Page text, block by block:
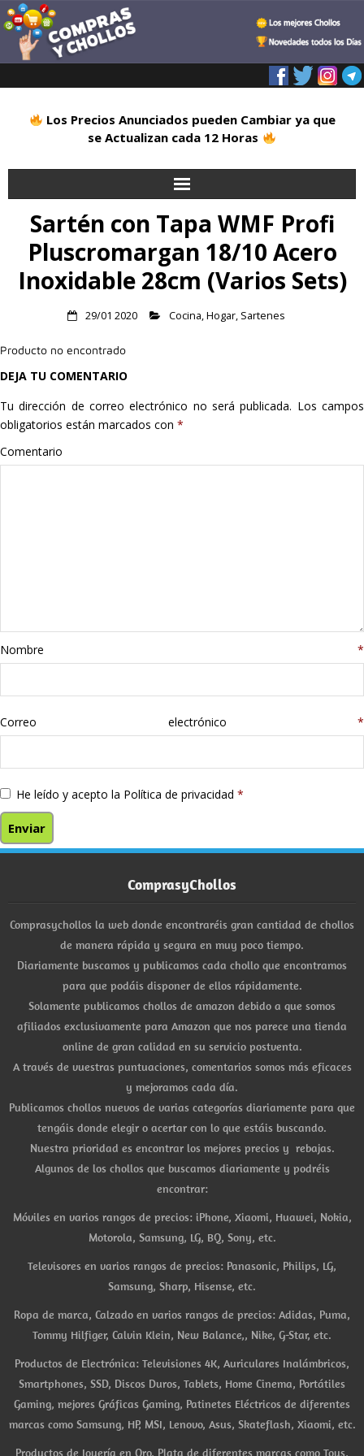
Los Precios Anunciados pueden Cambiar ya que
se Actualizan cada 12 Horas
Inicio
Alimentación
Hogar
Informática
Listas
libros
Sartén con Tapa WMF Profi
Pluscromargan 18/10 Acero
Inoxidable 28cm (Varios Sets)
29/01 2020 Cocina,Hogar, Sartenes
Producto no encontrado
DEJA TU COMENTARIO
Tu dirección de correo electrónico no será publicada. Los campos
obligatorios están marcados con *
Comentario
Nombre *
Correo electrónico *
He leído y acepto la Política de privacidad *
ComprasyChollos
Comprasychollos la web donde encontraréis gran cantidad de chollos
de manera rápida y segura en muy poco tiempo.
Diariamente buscamos y publicamos cada chollo que encontramos
para que podáis disponer de ellos rápidamente.
Solamente publicamos chollos de amazon debido a que somos
afiliados exclusivamente para Amazon que nos parece una tienda
online de gran calidad en su servicio postventa.
A través de vuestras puntuaciones, comentarios somos más eficaces
y mejoramos cada día.
Publicamos chollos nuevos de varias categorías diariamente para que
tengáis donde elegir o acertar con lo que estáis buscando.
Nuestra prioridad es encontrar los mejores precios y rebajas.
Algunos de los chollos que buscamos diariamente y podréis
encontrar:
Móviles en varios rangos de precios: iPhone, Xiaomi, Huawei, Nokia,
Motorola, Samsung, LG, BQ, Sony, etc.
Televisores en varios rangos de precios: Panasonic, Philips, LG,
Samsung, Sharp, Hisense, etc.
Ropa de marca, Calzado en varios rangos de precios: Adidas, Puma,
Tommy Hilfiger, Calvin Klein, New Balance,, Nike, G-Star, etc.
Productos de Electrónica: Televisiones 4K, Auriculares Inalámbricos,
Smartphones, SSD, Discos Duros, Tablets, Home Cinema, Portátiles
Gaming, mejores Gráficas Gaming, Patinetes Eléctricos de diferentes
marcas como Samsung, HP, MSI, Lenovo, Asus, Skateflash, Xiaomi, etc.
Productos de Joyería en Oro, Plata de diferentes marcas como Tous,